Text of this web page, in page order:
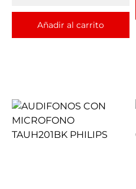
Añadir al carrito